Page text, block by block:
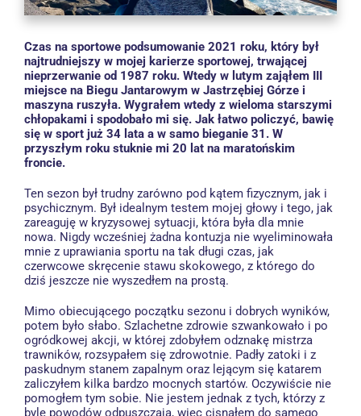
Czas na sportowe podsumowanie 2021 roku, który był
najtrudniejszy w mojej karierze sportowej, trwającej
nieprzerwanie od 1987 roku. Wtedy w lutym zająłem III
miejsce na Biegu Jantarowym w Jastrzębiej Górze i
maszyna ruszyła. Wygrałem wtedy z wieloma starszymi
chłopakami i spodobało mi się. Jak łatwo policzyć, bawię
się w sport już 34 lata a w samo bieganie 31. W
przyszłym roku stuknie mi 20 lat na maratońskim
froncie.
Ten sezon był trudny zarówno pod kątem fizycznym, jak i
psychicznym. Był idealnym testem mojej głowy i tego, jak
zareaguję w kryzysowej sytuacji, która była dla mnie
nowa. Nigdy wcześniej żadna kontuzja nie wyeliminowała
mnie z uprawiania sportu na tak długi czas, jak
czerwcowe skręcenie stawu skokowego, z którego do
dziś jeszcze nie wyszedłem na prostą.
Mimo obiecującego początku sezonu i dobrych wyników,
potem było słabo. Szlachetne zdrowie szwankowało i po
ogródkowej akcji, w której zdobyłem odznakę mistrza
trawników, rozsypałem się zdrowotnie. Padły zatoki i z
paskudnym stanem zapalnym oraz lejącym się katarem
zaliczyłem kilka bardzo mocnych startów. Oczywiście nie
pomogłem tym sobie. Nie jestem jednak z tych, którzy z
byle powodów odpuszczają, więc cisnąłem do samego